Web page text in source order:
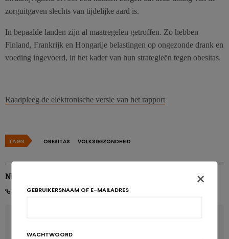
zorguitgaven slechts van tijdelijke aard is.
In bepaalde landen zijn al maatregelen getroffen. Zo hebben
Finland, Frankrijk en Hongarije belastingen op ongezonde drank en
voeding ingevoerd, in het kader van hun strategieën tegen obesitas.
Raadpleeg de elektronische versie van het rapport
TAGS OBESITAS VOLKSGEZONDHEID
Nicolas Rousseau ×
GEBRUIKERSNAAM OF E-MAILADRES
WACHTWOORD